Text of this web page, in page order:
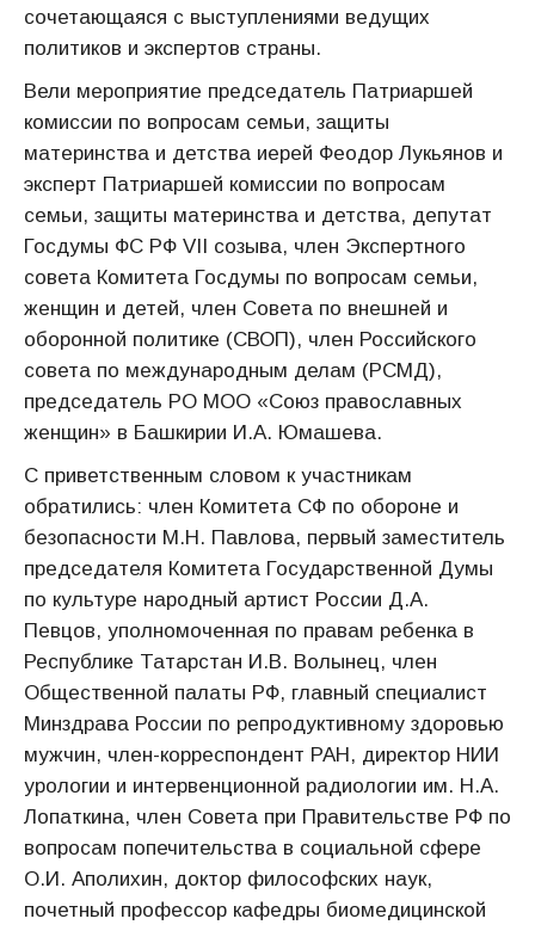
сочетающаяся с выступлениями ведущих
политиков и экспертов страны.
Вели мероприятие председатель Патриаршей
комиссии по вопросам семьи, защиты
материнства и детства иерей Феодор Лукьянов и
эксперт Патриаршей комиссии по вопросам
семьи, защиты материнства и детства, депутат
Госдумы ФС РФ VII созыва, член Экспертного
совета Комитета Госдумы по вопросам семьи,
женщин и детей, член Совета по внешней и
оборонной политике (СВОП), член Российского
совета по международным делам (РСМД),
председатель РО МОО «Союз православных
женщин» в Башкирии И.А. Юмашева.
С приветственным словом к участникам
обратились: член Комитета СФ по обороне и
безопасности М.Н. Павлова, первый заместитель
председателя Комитета Государственной Думы
по культуре народный артист России Д.А.
Певцов, уполномоченная по правам ребенка в
Республике Татарстан И.В. Волынец, член
Общественной палаты РФ, главный специалист
Минздрава России по репродуктивному здоровью
мужчин, член-корреспондент РАН, директор НИИ
урологии и интервенционной радиологии им. Н.А.
Лопаткина, член Совета при Правительстве РФ по
вопросам попечительства в социальной сфере
О.И. Аполихин, доктор философских наук,
почетный профессор кафедры биомедицинской